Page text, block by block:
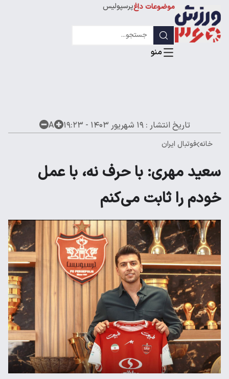
موضوعات داغپرسپولیس
لیگ قهرمانان
تاریخ انتشار :۱۹ شهریور ۱۴۰۳ - ۱۹:۲۳ A
خانه فوتبال ایران
سعید مهری: با حرف نه، با عمل
خودم را ثابت می‌کنم